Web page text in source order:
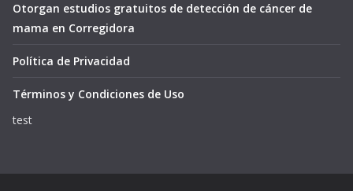
Otorgan estudios gratuitos de detección de cáncer de
mama en Corregidora
Política de Privacidad
Términos y Condiciones de Uso
test